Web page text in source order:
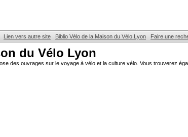
Lien vers autre site Biblio Vélo de la Maison du Vélo Lyon Faire une
du Vélo Lyon
des ouvrages sur le voyage à vélo et la culture vélo. Vous trouverez